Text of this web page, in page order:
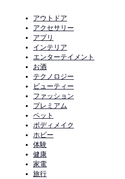
アウトドア
アクセサリー
アプリ
インテリア
エンターテイメント
お酒
テクノロジー
ビューティー
ファッション
プレミアム
ペット
ボディメイク
ホビー
体験
健康
家電
旅行